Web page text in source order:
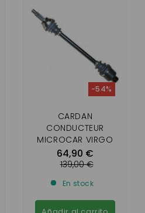
CARDAN
CONDUCTEUR
MICROCAR VIRGO
1,2,3 LONGUEUR 540
MM
64,90 €
-54%
139,00 €
En stock